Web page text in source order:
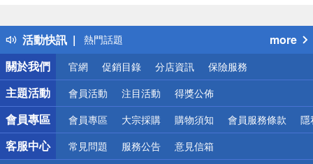
活動快訊
得獎公告
熱門話題
銀行優惠
偏遠地區配送
詐騙網頁！請小心！
more
關於我們
官網 促銷目錄 分店資訊 保險服務
主題活動 會員活動 注目活動 得獎公佈
會員專區 會員專區 大宗採購 購物須知 會員服務條款 隱
客服中心 常見問題 服務公告 意見信箱